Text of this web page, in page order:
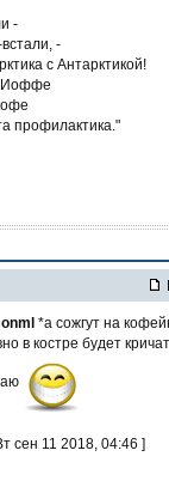
-
-
с Антарктикой!
Иоффе
профилактика."
*а сожгут на
в костре будет
сен 11 2018, 04:46 ]